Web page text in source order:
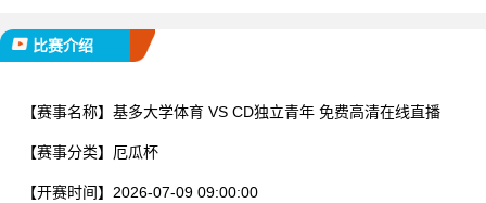
比赛介绍
【赛事名称】 基多大学体育 VS CD独立青年 免费高清在线直播
【赛事分类】 厄瓜杯
【开赛时间】 2026-07-09 09:00:00